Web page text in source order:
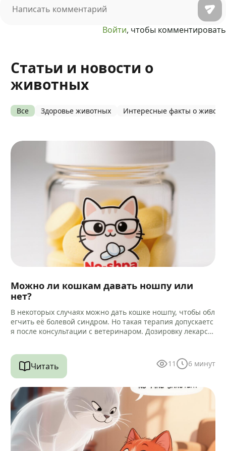
Войти, чтобы комментировать
Статьи и новости о
животных
Все Здоровье животных Интересные факты о
Можно ли кошкам давать ношпу или
нет?
В некоторых случаях можно дать кошке ношпу, чтобы обл
егчить её болевой синдром. Но такая терапия допускаетс
я после консультации с ветеринаром. Дозировку лекарст
Читать 11 6 минут